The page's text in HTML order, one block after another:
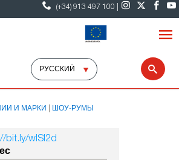
(+34) 913 497 100 |
Select
language
И МАРКИ ШОУ-РУМЫ
bit.ly/wISI2d